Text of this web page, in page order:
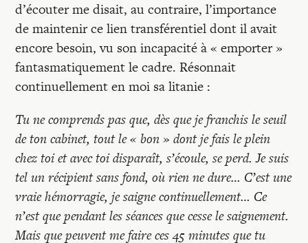
d’écouter me disait, au contraire, l’importance
de maintenir ce lien transférentiel dont il avait
encore besoin, vu son incapacité à « emporter »
fantasmatiquement le cadre. Résonnait
continuellement en moi sa litanie :
Tu ne comprends pas que, dès que je franchis le seuil
de ton cabinet, tout le « bon » dont je fais le plein
chez toi et avec toi disparaît, s’écoule, se perd. Je suis
tel un récipient sans fond, où rien ne dure… C’est une
vraie hémorragie, je saigne continuellement… Ce
n’est que pendant les séances que cesse le saignement.
Mais que peuvent me faire ces 45 minutes que tu